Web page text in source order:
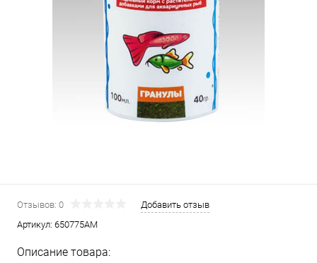
Отзывов: 0
Добавить отзыв
Артикул: 650775АМ
Описание товара: